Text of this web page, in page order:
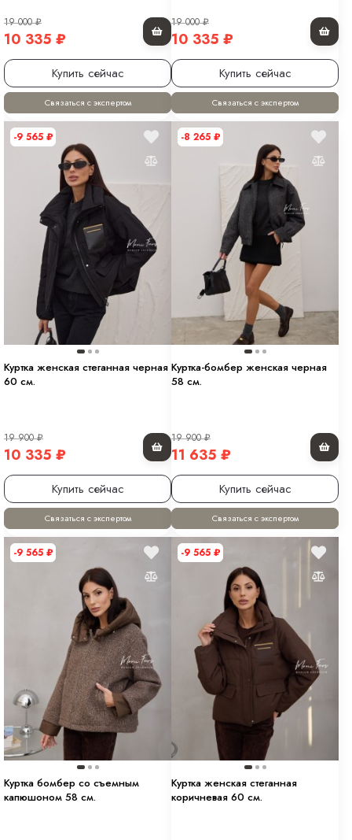
19 000₽
10 335 ₽
Купить сейчас
Связаться с экспертом
19 000₽
10 335 ₽
Купить сейчас
Связаться с экспертом
-9 565 ₽
Куртка женская стеганная черная
60 см.
19 900₽
10 335 ₽
Купить сейчас
Связаться с экспертом
-8 265 ₽
Куртка-бомбер женская черная
58 см.
19 900₽
11 635 ₽
Купить сейчас
Связаться с экспертом
-9 565 ₽
Куртка бомбер со съемным
капюшоном 58 см.
-9 565 ₽
Куртка женская стеганная
коричневая 60 см.